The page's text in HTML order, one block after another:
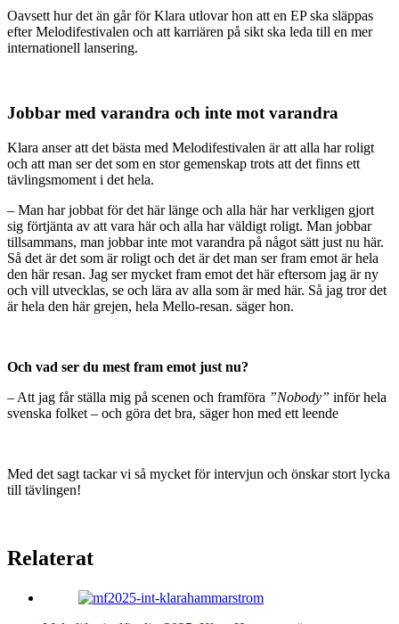
Oavsett hur det än går för Klara utlovar hon att en EP ska släppas
efter Melodifestivalen och att karriären på sikt ska leda till en mer
internationell lansering.
Jobbar med varandra och inte mot varandra
Klara anser att det bästa med Melodifestivalen är att alla har roligt
och att man ser det som en stor gemenskap trots att det finns ett
tävlingsmoment i det hela.
– Man har jobbat för det här länge och alla här har verkligen gjort
sig förtjänta av att vara här och alla har väldigt roligt. Man jobbar
tillsammans, man jobbar inte mot varandra på något sätt just nu här.
Så det är det som är roligt och det är det man ser fram emot är hela
den här resan. Jag ser mycket fram emot det här eftersom jag är ny
och vill utvecklas, se och lära av alla som är med här. Så jag tror det
är hela den här grejen, hela Mello-resan. säger hon.
Och vad ser du mest fram emot just nu?
– Att jag får ställa mig på scenen och framföra ”Nobody” inför hela
svenska folket – och göra det bra, säger hon med ett leende
Med det sagt tackar vi så mycket för intervjun och önskar stort lycka
till tävlingen!
Relaterat